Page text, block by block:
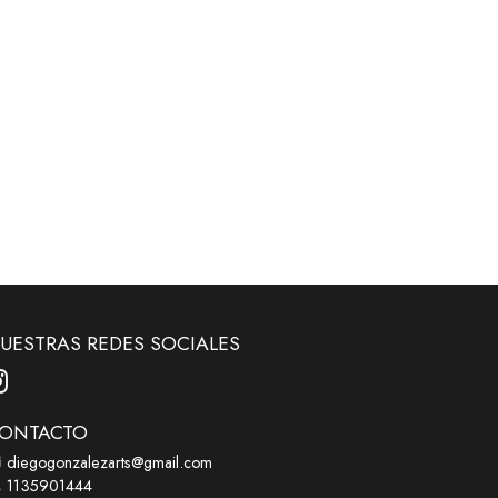
REDES SOCIALES
diegogonzalezarts@gmail.com
1135901444